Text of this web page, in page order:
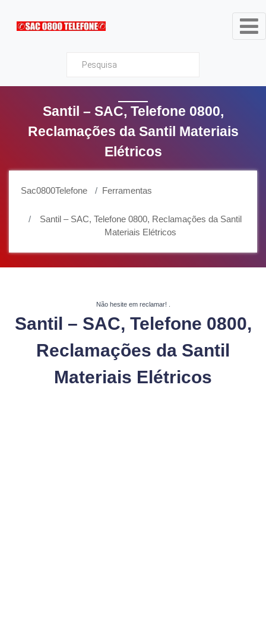
Sac0800Telefone
Santil – SAC, Telefone 0800,
Reclamações da Santil Materiais
Elétricos
Sac0800Telefone Ferramentas
Santil – SAC, Telefone 0800, Reclamações da Santil
Materiais Elétricos
Não hesite em reclamar!
Santil – SAC, Telefone 0800,
Reclamações da Santil
Materiais Elétricos